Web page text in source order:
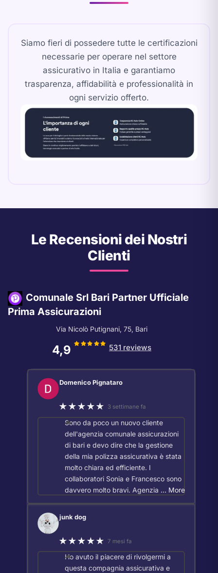
Siamo fieri di possedere tutte le certificazioni
necessarie per operare nel settore
assicurativo in Italia e garantiamo
trasparenza, affidabilità e professionalità in
ogni servizio offerto.
Le Recensioni dei Nostri
Clienti
Comunale Srl Bari Partner Ufficiale
Prima Assicurazioni
Via Nicolò Putignani, 75, Bari
4,9 531 reviews
Domenico Pignataro
★★★★★ 3 settimane fa
Sono da poco un nuovo cliente
dell'agenzia comunale assicurazioni
di bari e devo dire che la gestione
della mia polizza assicurativa è stata
molto chiara ed efficiente. I
collaboratori Sonia e Francesco sono
davvero molto bravi. Agenzia … More
junk dog
★★★★★ 7 mesi fa
Ho avuto il piacere di rivolgermi a
questa compagnia assicurativa e